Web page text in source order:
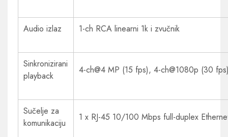
Audio izlaz 1-ch RCA linearni 1k i zvučnik
Sinkronizirani
playback
4-ch@4 MP (15 fps), 4-ch@1080p (30
Sučelje za
komunikaciju
1 x RJ-45 10/100 Mbps full-duplex